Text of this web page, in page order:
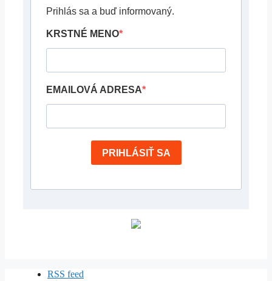
Prihlás sa a buď informovaný.
KRSTNÉ MENO
EMAILOVÁ ADRESA
PRIHLÁSIŤ SA
RSS feed